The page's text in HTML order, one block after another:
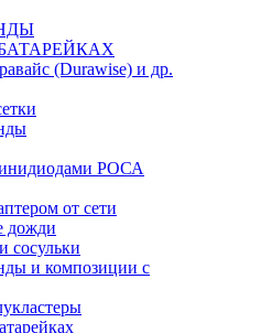
БАТАРЕЙКАХ
(Durawise) и др.
РОСА
от сети
дожди
сосульки
и композиции с